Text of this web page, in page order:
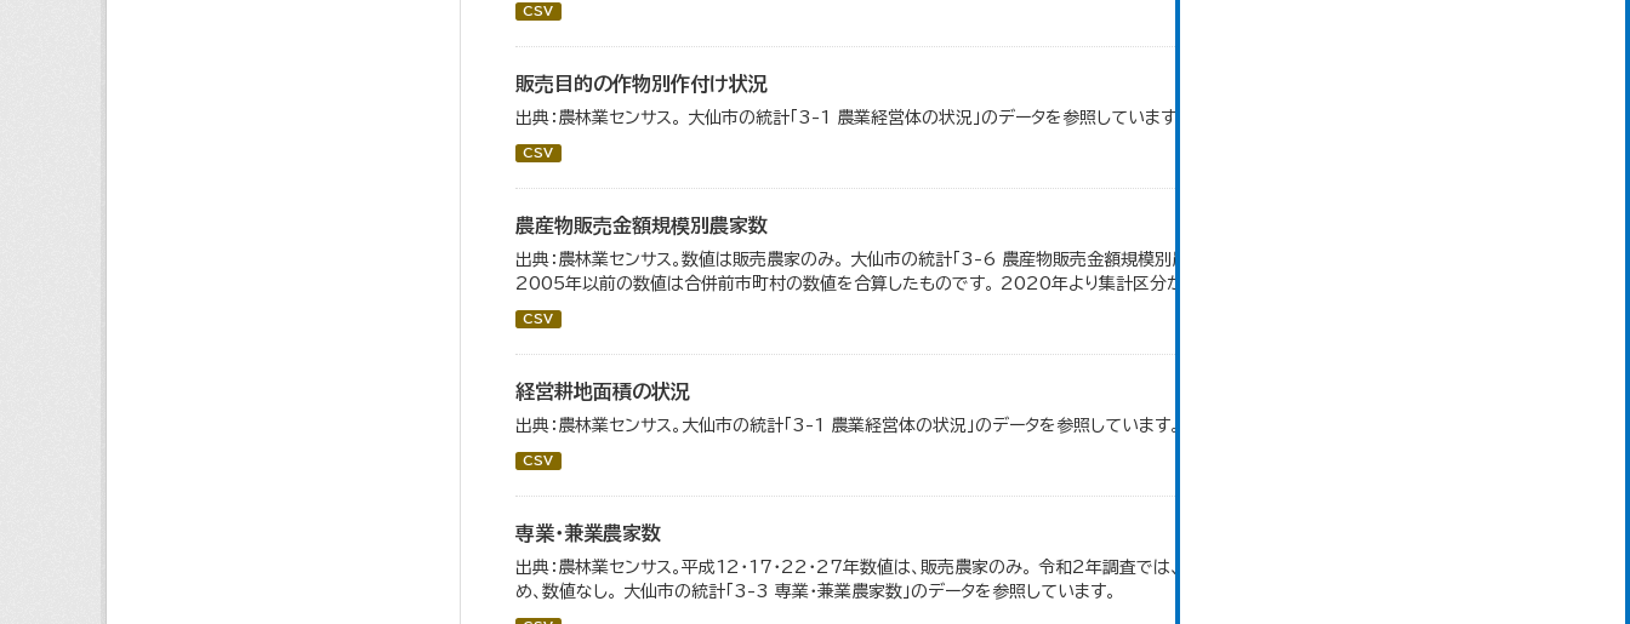
CSV
販売目的の作物別作付け状況
出典：農林業センサス。 大仙市の統計「3-1 農業経営体の状況」のデータを参照しています。
CSV
農産物販売金額規模別農家数
出典：農林業センサス。数値は販売農家のみ。 大仙市の統計「3-6 農産物販売金額規模別農家数」のデータを参照しています。
2005年以前の数値は合併前市町村の数値を合算したものです。 2020年より集計区分が変更となる。
CSV
経営耕地面積の状況
出典：農林業センサス。大仙市の統計「3-1 農業経営体の状況」のデータを参照しています。
CSV
専業・兼業農家数
出典：農林業センサス。平成12・17・22・27年数値は、販売農家のみ。 令和2年調査では、調査項目・集計体系が変更となったた
め、数値なし。 大仙市の統計「3-3 専業・兼業農家数」のデータを参照しています。